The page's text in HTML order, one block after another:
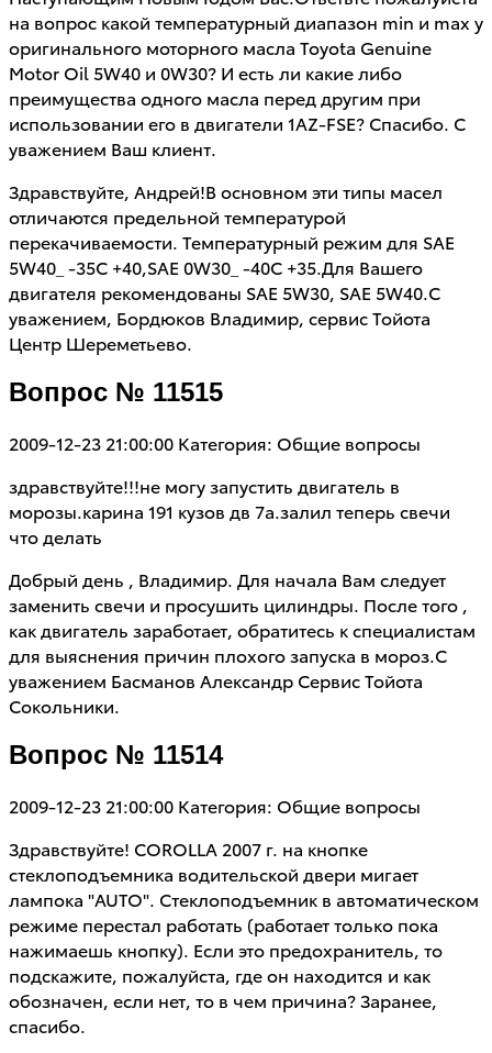
на вопрос какой температурный диапазон min и max у
оригинального моторного масла Toyota Genuine
Motor Oil 5W40 и 0W30? И есть ли какие либо
преимущества одного масла перед другим при
использовании его в двигатели 1AZ-FSE? Спасибо. С
уважением Ваш клиент.
Здравствуйте, Андрей!В основном эти типы масел
отличаются предельной температурой
перекачиваемости. Температурный режим для SAE
5W40_ -35C +40,SAE 0W30_ -40С +35.Для Вашего
двигателя рекомендованы SAE 5W30, SAE 5W40.С
уважением, Бордюков Владимир, сервис Тойота
Центр Шереметьево.
Вопрос № 11515
2009-12-23 21:00:00 Категория: Общие вопросы
здравствуйте!!!не могу запустить двигатель в
морозы.карина 191 кузов дв 7а.залил теперь свечи
что делать
Добрый день , Владимир. Для начала Вам следует
заменить свечи и просушить цилиндры. После того ,
как двигатель заработает, обратитесь к специалистам
для выяснения причин плохого запуска в мороз.С
уважением Басманов Александр Сервис Тойота
Сокольники.
Вопрос № 11514
2009-12-23 21:00:00 Категория: Общие вопросы
Здравствуйте! COROLLA 2007 г. на кнопке
стеклоподъемника водительской двери мигает
лампока "AUTO". Стеклоподъемник в автоматическом
режиме перестал работать (работает только пока
нажимаешь кнопку). Если это предохранитель, то
подскажите, пожалуйста, где он находится и как
обозначен, если нет, то в чем причина? Заранее,
спасибо.